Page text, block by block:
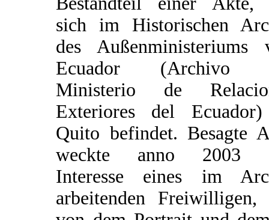
sich im Historischen
des Außenministeriums
Ecuador (Archivo
Ministerio de
Exteriores del
Quito befindet. Besagte
weckte anno 2003
Interesse eines im
arbeitenden Freiwilligen,